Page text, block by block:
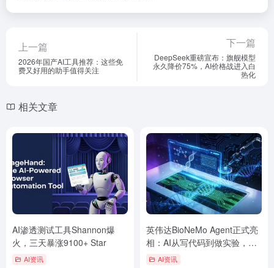
上一篇
2026年国产AI工具推荐：这些免
费又好用的助手值得关注
下一篇
DeepSeek重磅宣布：旗舰模型
永久降价75%，AI价格战进入白
热化
相关文章
AI渗透测试工具Shannon爆
火，三天暴涨9100+ Star
AI资讯
英伟达BioNeMo Agent正式亮
相：AI从写代码到做实验，科
研领域迎来范式变革
AI资讯